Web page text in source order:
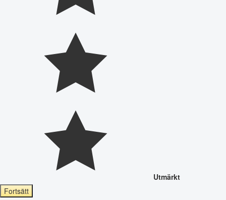
Utmärkt
Fortsätt